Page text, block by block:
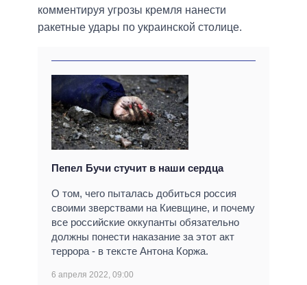
комментируя угрозы кремля нанести
ракетные удары по украинской столице.
Пепел Бучи стучит в наши сердца
О том, чего пыталась добиться россия
своими зверствами на Киевщине, и почему
все российские оккупанты обязательно
должны понести наказание за этот акт
террора - в тексте Антона Коржа.
6 апреля 2022, 09:00